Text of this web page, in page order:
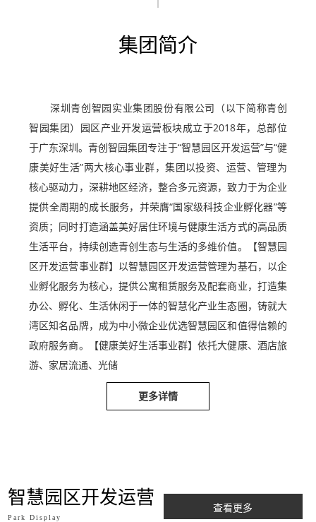
集团简介
深圳青创智园实业集团股份有限公司（以下简称青创
智园集团）园区产业开发运营板块成立于2018年，总部位
于广东深圳。青创智园集团专注于“智慧园区开发运营”与“健
康美好生活”两大核心事业群，集团以投资、运营、管理为
核心驱动力，深耕地区经济，整合多元资源，致力于为企业
提供全周期的成长服务，并荣膺“国家级科技企业孵化器”等
资质；同时打造涵盖美好居住环境与健康生活方式的高品质
生活平台，持续创造青创生态与生活的多维价值。【智慧园
区开发运营事业群】以智慧园区开发运营管理为基石，以企
业孵化服务为核心，提供公寓租赁服务及配套商业，打造集
办公、孵化、生活休闲于一体的智慧化产业生态圈，铸就大
湾区知名品牌，成为中小微企业优选智慧园区和值得信赖的
政府服务商。【健康美好生活事业群】依托大健康、酒店旅
游、家居流通、光储
更多详情
智慧园区开发运营
Park Display
查看更多